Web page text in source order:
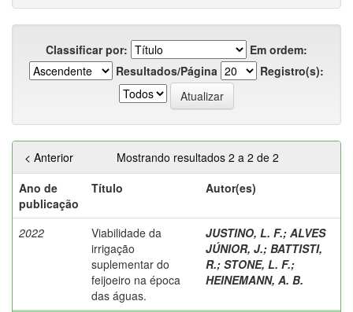
Classificar por:
Em ordem:
Resultados/Página
Registro(s):
Mostrando resultados 2 a 2 de 2
< Anterior
Ano de
publicação
Título Autor(es)
2022
Viabilidade da
irrigação
suplementar do
feijoeiro na época
das águas.
JUSTINO, L. F.; ALVES
JÚNIOR, J.; BATTISTI,
R.; STONE, L. F.;
HEINEMANN, A. B.